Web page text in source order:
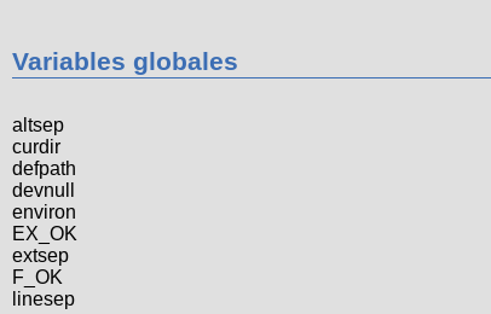
Variables globales
altsep
curdir
defpath
devnull
environ
EX_OK
extsep
F_OK
linesep